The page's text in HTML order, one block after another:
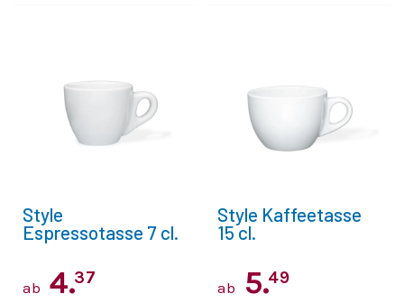
Style
Espressotasse 7 cl.
ab 4.37
Style Kaffeetasse
15 cl.
ab 5.49